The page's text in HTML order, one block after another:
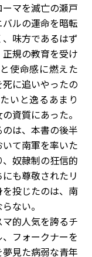
マを滅亡の瀬戸
ルの運命を暗転
味方であるはず
規の教育を受け
使命感に燃えた
死に追いやったの
いと逸るあまり
資質にあった。
は、本書の後半
て南軍を率いた
奴隷制の狂信的
も尊敬されたリ
投じたのは、南
ない。
的人気を誇るチ
フォークナーを
見た病弱な青年